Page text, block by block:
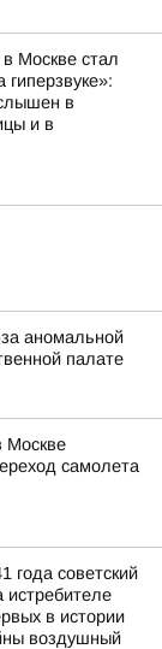
в Москве стал
в
и в
аномальной
палате
Москве
самолета
года советский
истребителе
в истории
воздушный